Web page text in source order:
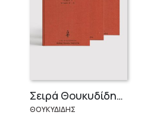
Σειρά Θουκυδίδης – Δεμένο (4 τόμοι)
ΘΟΥΚΥΔΙΔΗΣ